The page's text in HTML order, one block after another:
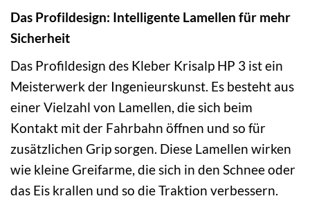
Das Profildesign: Intelligente Lamellen für mehr
Sicherheit
Das Profildesign des Kleber Krisalp HP 3 ist ein
Meisterwerk der Ingenieurskunst. Es besteht aus
einer Vielzahl von Lamellen, die sich beim
Kontakt mit der Fahrbahn öffnen und so für
zusätzlichen Grip sorgen. Diese Lamellen wirken
wie kleine Greifarme, die sich in den Schnee oder
das Eis krallen und so die Traktion verbessern.